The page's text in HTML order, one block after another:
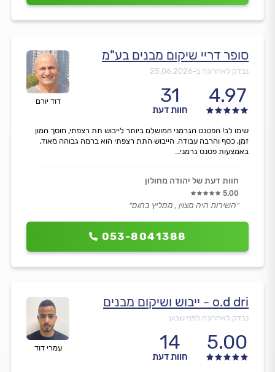
דוד יורם
סופר דריי שיקום מבנים בע"מ
נבדק לאחרונה ב-25.06.2026
4.97
31
חוות דעת
053-8041388
שימו לב! הפטנט הגרמני המושלם ביותר לייבוש תת רצפתי, חוסך המון
זמן, כסף והרבה עבודה. הייבוש התת רצפתי הוא ברמה גבוהה מאוד,
באמצעות פטנט גרמני...
חוות דעת של יהודה מחולון
5.00
״השירות היה מצוין , ממליץ בחום״
עמרי דוד
o.d dri - ייבוש ושיקום מבנים
נבדק לאחרונה לפני שבוע
5.00
14
חוות דעת